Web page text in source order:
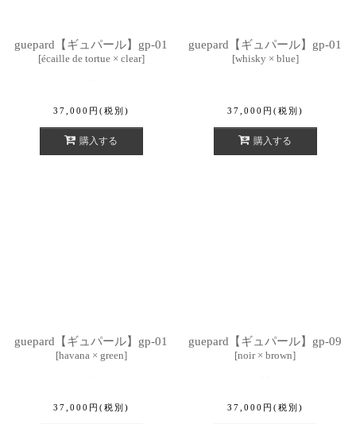
guepard【ギュパール】gp-01
[écaille de tortue × clear]
37,000 円 (税別)
購入する
guepard【ギュパール】gp-01
[whisky × blue]
37,000 円 (税別)
購入する
guepard【ギュパール】gp-01
[havana × green]
37,000 円 (税別)
guepard【ギュパール】gp-09
[noir × brown]
37,000 円 (税別)